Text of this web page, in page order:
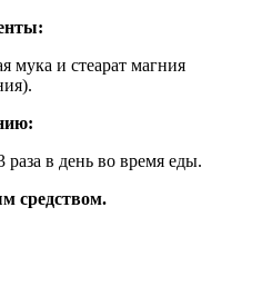
мука и стеарат магния
в день во время еды.
средством.